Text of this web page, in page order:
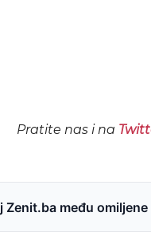
Pratite nas i na
Zenit.ba među